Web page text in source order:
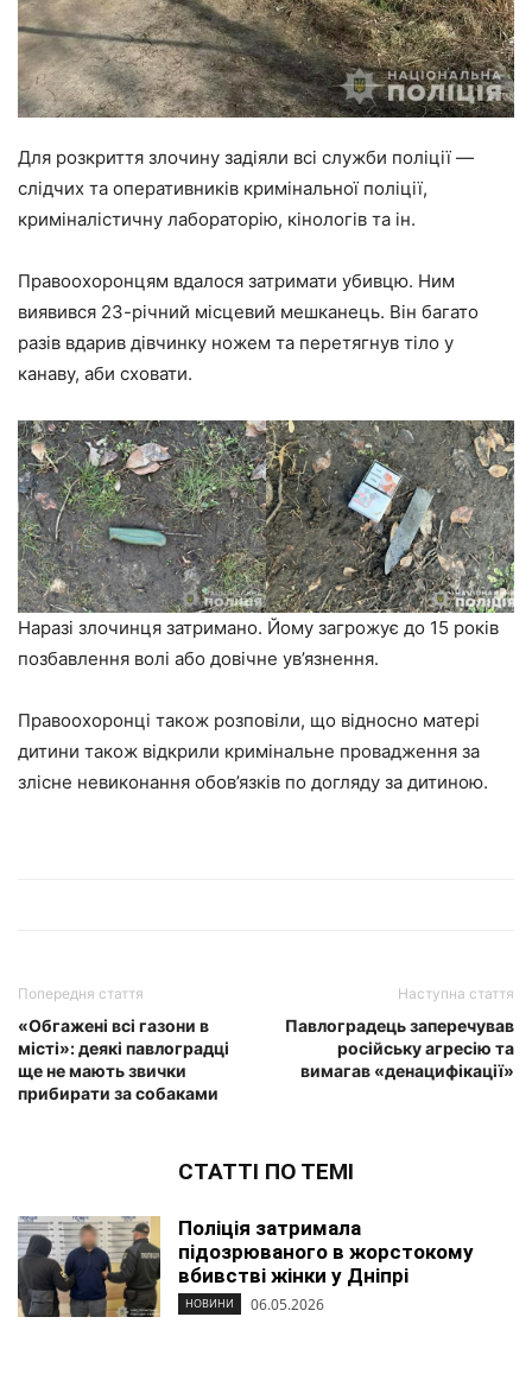
Для розкриття злочину задіяли всі служби поліції —
слідчих та оперативників кримінальної поліції,
криміналістичну лабораторію, кінологів та ін.
Правоохоронцям вдалося затримати убивцю. Ним
виявився 23-річний місцевий мешканець. Він багато
разів вдарив дівчинку ножем та перетягнув тіло у
канаву, аби сховати.
Наразі злочинця затримано. Йому загрожує до 15 років
позбавлення волі або довічне ув’язнення.
Правоохоронці також розповіли, що відносно матері
дитини також відкрили кримінальне провадження за
злісне невиконання обов’язків по догляду за дитиною.
Попередня стаття
«Обгажені всі газони в
місті»: деякі павлоградці
ще не мають звички
прибирати за собаками
Наступна стаття
Павлоградець заперечував
російську агресію та
вимагав «денацифікації»
СТАТТІ ПО ТЕМІ
Поліція затримала
підозрюваного в жорстокому
вбивстві жінки у Дніпрі
НОВИНИ 06.05.2026